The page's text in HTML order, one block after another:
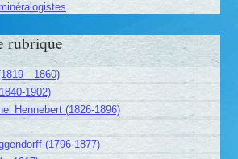
rubrique
1902)
Hennebert (1826-1896)
(1796-1877)